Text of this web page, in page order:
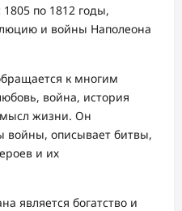
по 1812 годы,
и войны Наполеона
к многим
война, история
жизни. Он
войны, описывает битвы,
и их
является богатство и